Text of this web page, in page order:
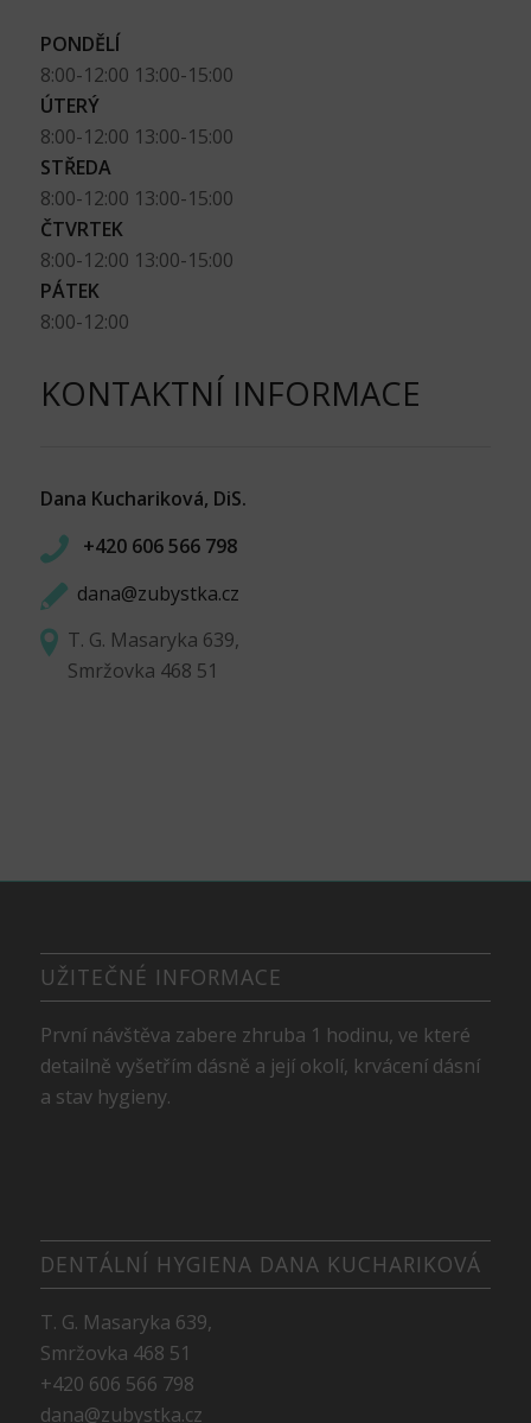
PONDĚLÍ
8:00-12:00 13:00-15:00
ÚTERÝ
8:00-12:00 13:00-15:00
STŘEDA
8:00-12:00 13:00-15:00
ČTVRTEK
8:00-12:00 13:00-15:00
PÁTEK
8:00-12:00
KONTAKTNÍ INFORMACE
Dana Kuchariková, DiS.
+420 606 566 798
dana@zubystka.cz
T. G. Masaryka 639,
Smržovka 468 51
UŽITEČNÉ INFORMACE
První návštěva zabere zhruba 1 hodinu, ve které
detailně vyšetřím dásně a její okolí, krvácení dásní
a stav hygieny.
DENTÁLNÍ HYGIENA DANA KUCHARIKOVÁ
T. G. Masaryka 639,
Smržovka 468 51
+420 606 566 798
dana@zubystka.cz